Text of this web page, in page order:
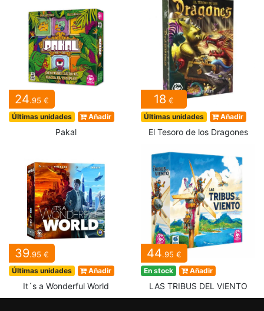
24.95 €
Últimas unidades Añadir
Pakal
18 €
Últimas unidades Añadir
El Tesoro de los Dragones
39.95 €
Últimas unidades Añadir
It´s a Wonderful World
44.95 €
En stock Añadir
LAS TRIBUS DEL VIENTO